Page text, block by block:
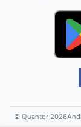
© Quantor 2026